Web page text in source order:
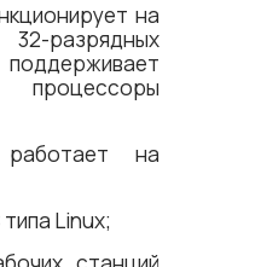
на
разрядных
процессоры
на
Linux;